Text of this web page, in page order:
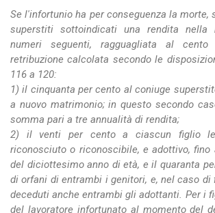
Se l'infortunio ha per conseguenza la morte,
superstiti sottoindicati una rendita
numeri seguenti, ragguagliata al
retribuzione calcolata secondo le
116 a 120:
1) il cinquanta per cento al coniuge
a nuovo matrimonio; in questo secondo
somma pari a tre annualità di rendita;
2) il venti per cento a ciascun figlio
riconosciuto o riconoscibile, e adottivo, fino
del diciottesimo anno di età, e il quaranta
di orfani di entrambi i genitori, e, nel caso
deceduti anche entrambi gli adottanti. Per i
del lavoratore infortunato al momento del